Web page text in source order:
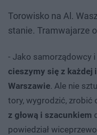
Torowisko na Al.
stanie. Tramwajarze
- Jako samorządowcy
cieszymy się z każdej
Warszawie. Ale nie
tory, wygrodzić, zrobić
z głową i szacunkiem
powiedział